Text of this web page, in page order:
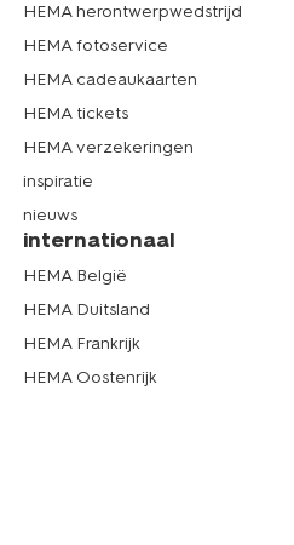
HEMA herontwerpwedstrijd
HEMA fotoservice
HEMA cadeaukaarten
HEMA tickets
HEMA verzekeringen
inspiratie
nieuws
internationaal
HEMA België
HEMA Duitsland
HEMA Frankrijk
HEMA Oostenrijk